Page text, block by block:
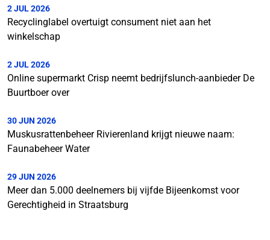
2 JUL 2026
Recyclinglabel overtuigt consument niet aan het
winkelschap
2 JUL 2026
Online supermarkt Crisp neemt bedrijfslunch-aanbieder De
Buurtboer over
30 JUN 2026
Muskusrattenbeheer Rivierenland krijgt nieuwe naam:
Faunabeheer Water
29 JUN 2026
Meer dan 5.000 deelnemers bij vijfde Bijeenkomst voor
Gerechtigheid in Straatsburg